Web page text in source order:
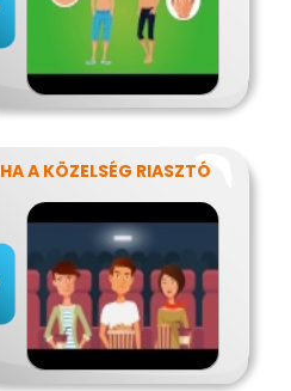
HA A KÖZELSÉG RIASZTÓ